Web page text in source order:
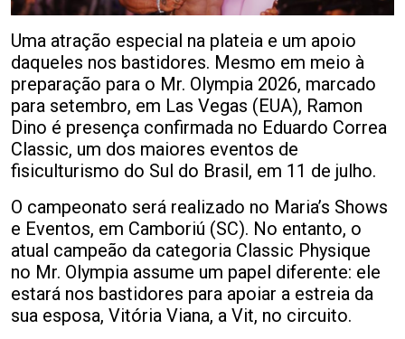
Uma atração especial na plateia e um apoio
daqueles nos bastidores. Mesmo em meio à
preparação para o Mr. Olympia 2026, marcado
para setembro, em Las Vegas (EUA), Ramon
Dino é presença confirmada no Eduardo Correa
Classic, um dos maiores eventos de
fisiculturismo do Sul do Brasil, em 11 de julho.
O campeonato será realizado no Maria’s Shows
e Eventos, em Camboriú (SC). No entanto, o
atual campeão da categoria Classic Physique
no Mr. Olympia assume um papel diferente: ele
estará nos bastidores para apoiar a estreia da
sua esposa, Vitória Viana, a Vit, no circuito.